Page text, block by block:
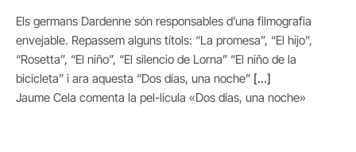
Els germans Dardenne són responsables d’una filmografia
envejable. Repassem alguns títols: “La promesa”, “El hijo”,
“Rosetta”, “El niño”, “El silencio de Lorna” “El niño de la
bicicleta” i ara aquesta “Dos días, una noche” […]
Jaume Cela comenta la pel-lícula «Dos días, una noche»